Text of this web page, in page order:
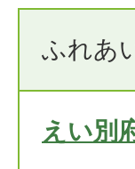
ふれあ
えい別